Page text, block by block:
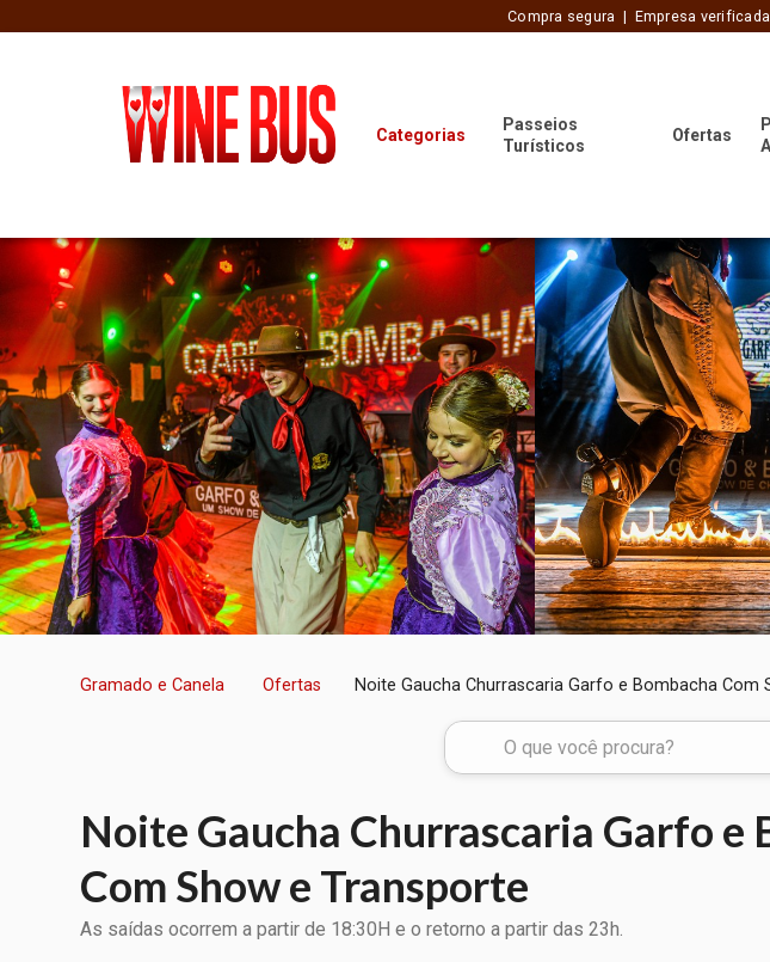
Compra segura | Empresa
Categorias
Passeios
Turísticos
Ofertas
Gramado e Canela Ofertas Noite Gaucha Churrascaria Garfo e Bombacha Com
Noite Gaucha Churrascaria Garfo e
Com Show e Transporte
As saídas ocorrem a partir de 18:30H e o retorno a partir das 23h.